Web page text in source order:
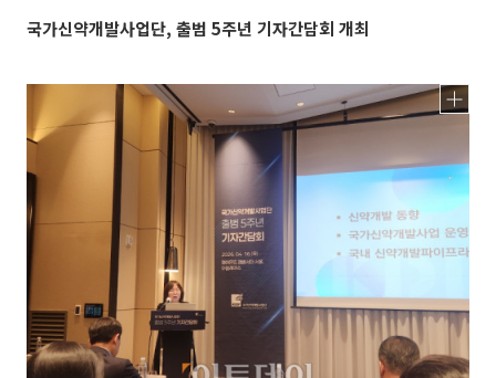
국가신약개발사업단, 출범 5주년 기자간담회 개최